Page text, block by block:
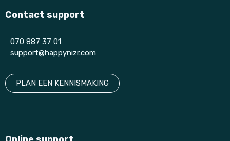
Contact support
070 887 37 01
support@happynizr.com
PLAN EEN KENNISMAKING